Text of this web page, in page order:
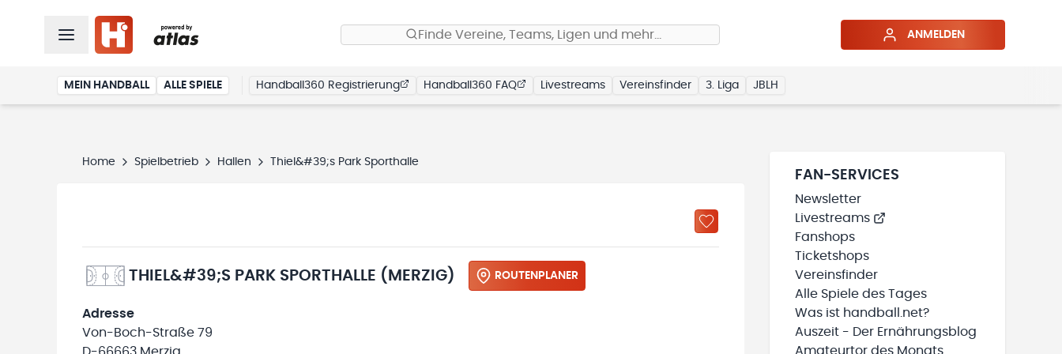
Finde Vereine, Teams, Ligen und mehr… ANMELDEN
MEIN HANDBALL ALLE SPIELE Handball360 Registrierung Handball360 FAQ Livestreams Vereinsfinder 3. Liga JBLH
Home Spielbetrieb Hallen Thiel&#39;s Park Sporthalle
THIEL&#39;S PARK SPORTHALLE (MERZIG) ROUTENPLANER
Adresse
Von-Boch-Straße 79
FAN-SERVICES
Newsletter
Livestreams
Fanshops
Ticketshops
Vereinsfinder
Alle Spiele des Tages
Was ist handball.net?
Auszeit - Der Ernährungsblog
Amateurtor des Monats